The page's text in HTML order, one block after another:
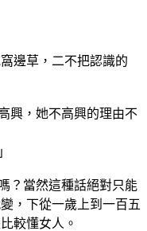
邊草，二不把認識的
，她不高興的理由不
當然這種話絕對只能
，下從一歲上到一百五
較懂女人。